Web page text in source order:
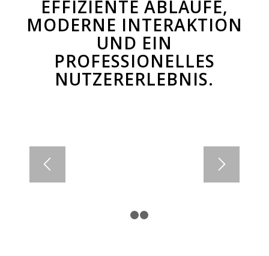
EFFIZIENTE ABLÄUFE,
MODERNE INTERAKTION
UND EIN
PROFESSIONELLES
NUTZERERLEBNIS.